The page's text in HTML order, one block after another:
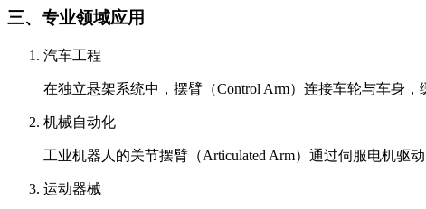
三、专业领域应用
汽车工程
在独立悬架系统中，摆臂（Control Arm）连接车轮与车身
机械自动化
工业机器人的关节摆臂（Articulated Arm）通过伺服电机驱
运动器械